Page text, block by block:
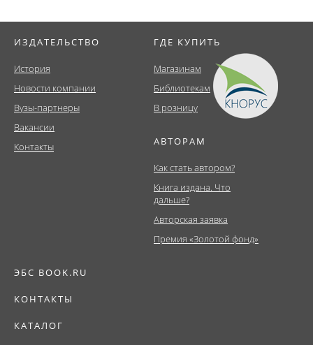
ИЗДАТЕЛЬСТВО
История
Новости компании
Вузы-партнеры
Вакансии
Контакты
ГДЕ КУПИТЬ
Магазинам
Библиотекам
В розницу
АВТОРАМ
Как стать автором?
Книга издана. Что
дальше?
Авторская заявка
Премия «Золотой фонд»
ЭБС BOOK.RU
КОНТАКТЫ
КАТАЛОГ